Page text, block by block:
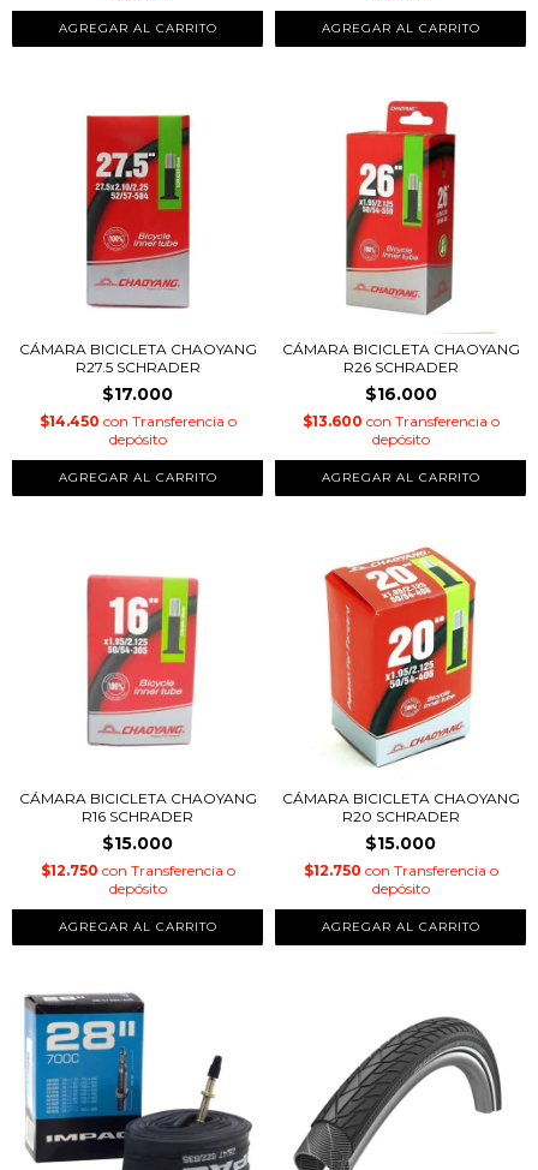
CÁMARA BICICLETA CHAOYANG
R27.5 SCHRADER
$17.000
$14.450 con Transferencia o
depósito
CÁMARA BICICLETA CHAOYANG
R26 SCHRADER
$16.000
$13.600 con Transferencia o
depósito
CÁMARA BICICLETA CHAOYANG
R16 SCHRADER
$15.000
$12.750 con Transferencia o
depósito
CÁMARA BICICLETA CHAOYANG
R20 SCHRADER
$15.000
$12.750 con Transferencia o
depósito